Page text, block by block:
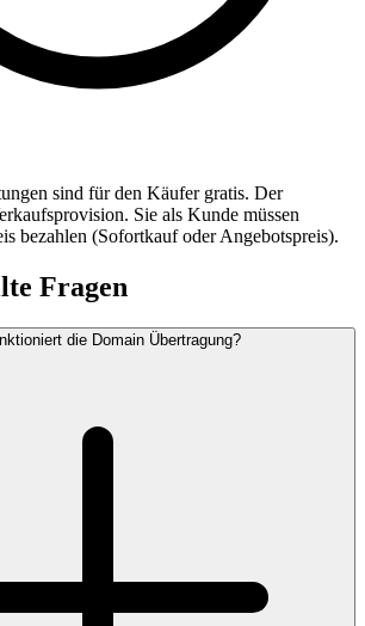
sind für den Käufer gratis. Der
Sie als Kunde müssen
bezahlen (Sofortkauf oder Angebotspreis).
Fragen
die Domain Übertragung?